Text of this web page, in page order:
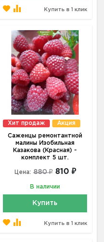
Купить в 1 клик
Хит продаж Акция
Саженцы ремонтантной
малины Изобильная
Казакова (Красная) -
комплект 5 шт.
Цена: 880 ₽ 810 ₽
В наличии
Купить
Купить в 1 клик